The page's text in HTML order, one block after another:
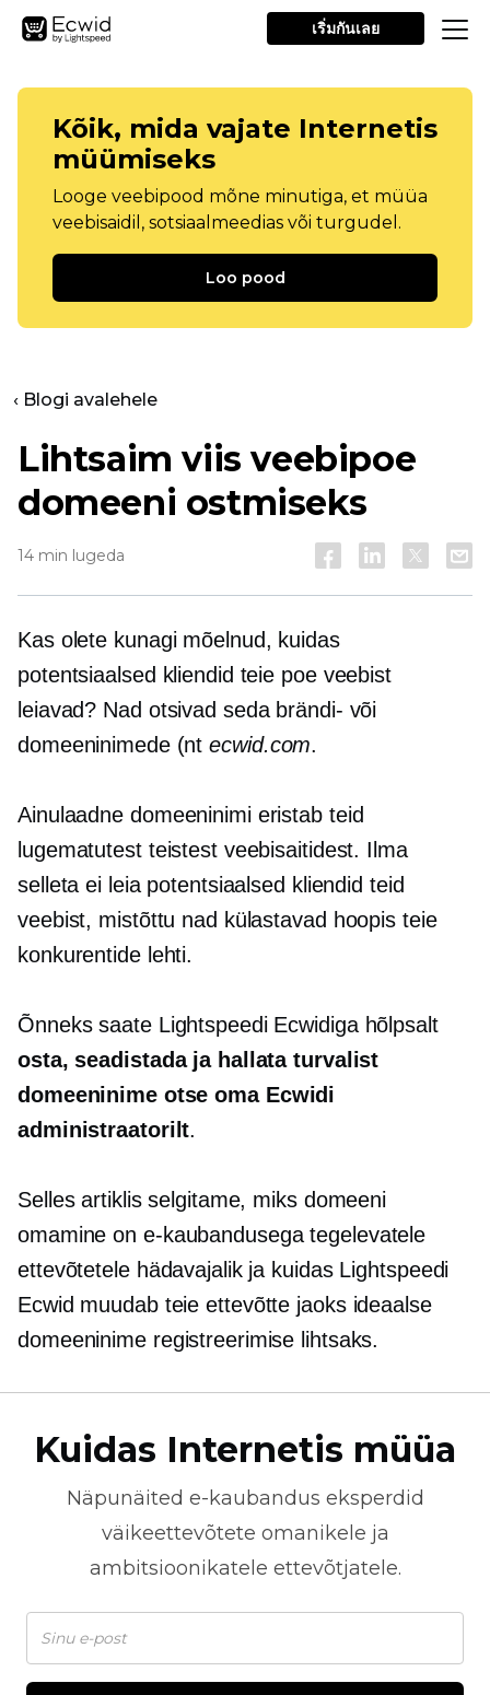
เริ่มกันเลย
Kõik, mida vajate Internetis
müümiseks
Looge veebipood mõne minutiga, et müüa
veebisaidil, sotsiaalmeedias või turgudel.
Loo pood
‹ Blogi avalehele
Lihtsaim viis veebipoe
domeeni ostmiseks
14 min lugeda
Kas olete kunagi mõelnud, kuidas
potentsiaalsed kliendid teie poe veebist
leiavad? Nad otsivad seda brändi- või
domeeninimede (ntecwid.com.
Ainulaadne domeeninimi eristab teid
lugematutest teistest veebisaitidest. Ilma
selleta ei leia potentsiaalsed kliendid teid
veebist, mistõttu nad külastavad hoopis teie
konkurentide lehti.
Õnneks saate Lightspeedi Ecwidiga hõlpsalt
osta, seadistada ja hallata turvalist
domeeninime otse oma Ecwidi
administraatorilt.
Selles artiklis selgitame, miks domeeni
omamine on e-kaubandusega tegelevatele
ettevõtetele hädavajalik ja kuidas Lightspeedi
Ecwid muudab teie ettevõtte jaoks ideaalse
domeeninime registreerimise lihtsaks.
Kuidas Internetis müüa
Näpunäited e-kaubandus eksperdid
väikeettevõtete omanikele ja
ambitsioonikatele ettevõtjatele.